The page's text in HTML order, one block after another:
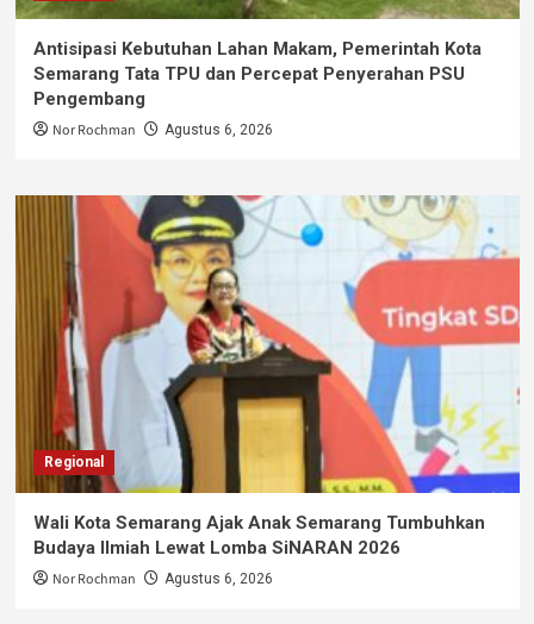
Antisipasi Kebutuhan Lahan Makam, Pemerintah Kota
Semarang Tata TPU dan Percepat Penyerahan PSU
Pengembang
Nor Rochman Agustus 6, 2026
Regional
Wali Kota Semarang Ajak Anak Semarang Tumbuhkan
Budaya Ilmiah Lewat Lomba SiNARAN 2026
Nor Rochman Agustus 6, 2026